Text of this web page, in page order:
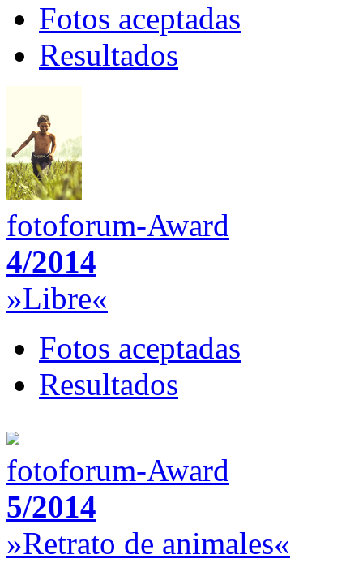
Fotos aceptadas
Resultados
fotoforum-Award
4/2014
»Libre«
Fotos aceptadas
Resultados
fotoforum-Award
5/2014
»Retrato de animales«